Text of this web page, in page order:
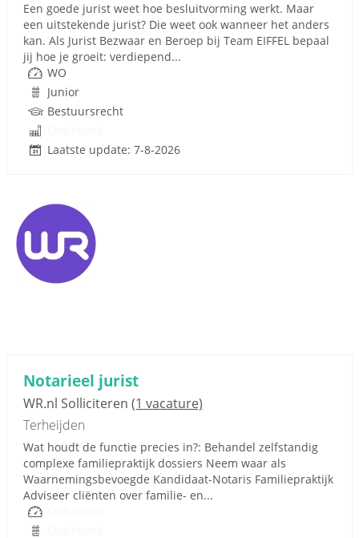
Een goede jurist weet hoe besluitvorming werkt. Maar
een uitstekende jurist? Die weet ook wanneer het anders
kan. Als Jurist Bezwaar en Beroep bij Team EIFFEL bepaal
jij hoe je groeit: verdiepend...
WO
Junior
Bestuursrecht
Laatste update: 7-8-2026
Notarieel jurist
WR.nl Solliciteren (1 vacature)
Terheijden
Wat houdt de functie precies in?: Behandel zelfstandig
complexe familiepraktijk dossiers Neem waar als
Waarnemingsbevoegde Kandidaat-Notaris Familiepraktijk
Adviseer cliënten over familie- en...